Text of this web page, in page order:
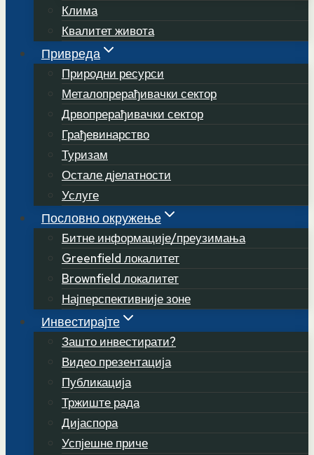
Клима
Квалитет живота
Привреда
Природни ресурси
Металопрерађивачки сектор
Дрвопрерађивачки сектор
Грађевинарство
Туризам
Остале дјелатности
Услуге
Пословно окружење
Битне информације/преузимања
Greenfield локалитет
Brownfield локалитет
Најперспективније зоне
Инвестирајте
Зашто инвестирати?
Видео презентација
Публикација
Тржиште рада
Дијаспора
Успјешне приче